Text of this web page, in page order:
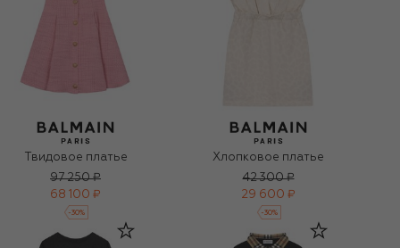
Твидовое платье
97 250 ₽
68 100 ₽
-30%
Хлопковое платье
42 300 ₽
29 600 ₽
-30%